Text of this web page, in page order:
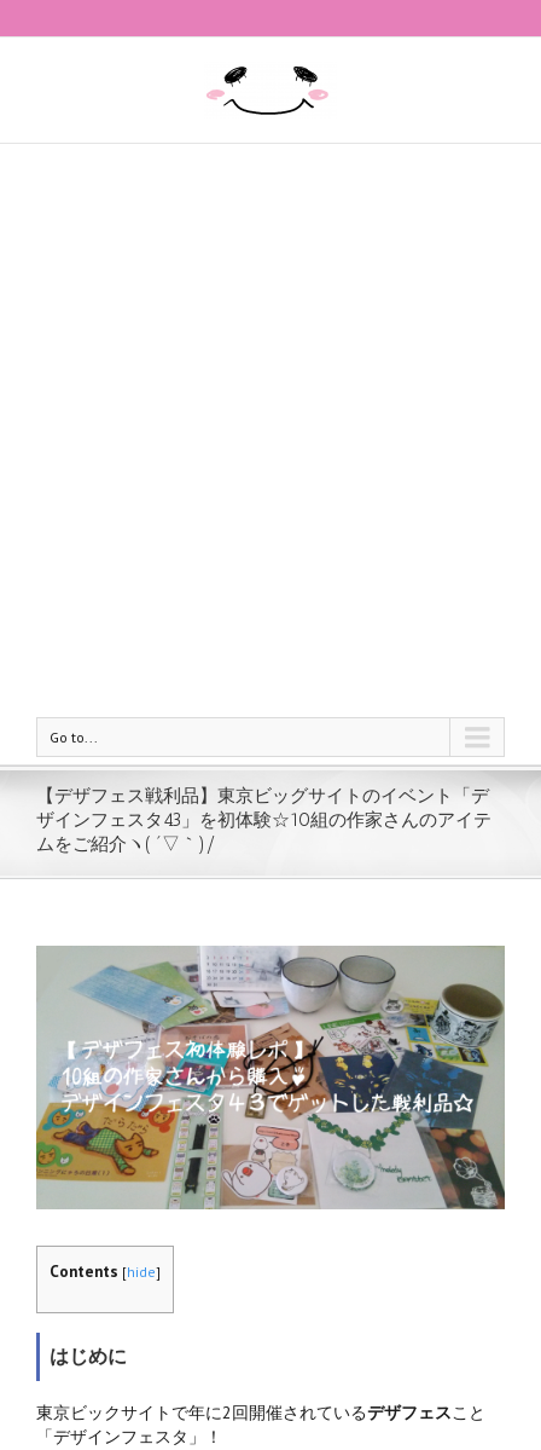
Go to...
【デザフェス戦利品】東京ビッグサイトのイベント「デ
ザインフェスタ43」を初体験☆10組の作家さんのアイテ
ムをご紹介ヽ( ´▽｀)/
Contents [hide]
はじめに
東京ビックサイトで年に2回開催されているデザフェスこと
「デザインフェスタ」！